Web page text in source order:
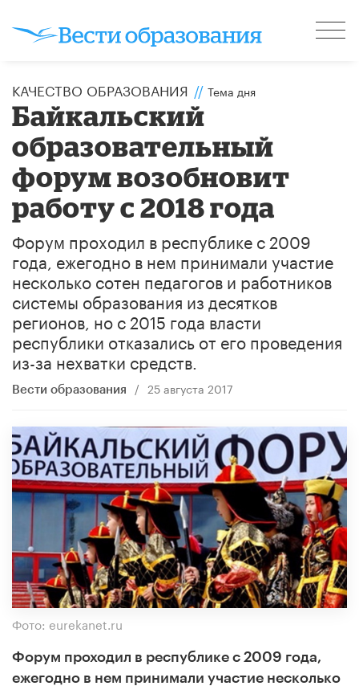
КАЧЕСТВО ОБРАЗОВАНИЯ // Тема дня
Байкальский
образовательный
форум возобновит
работу с 2018 года
Форум проходил в республике с 2009
года, ежегодно в нем принимали участие
несколько сотен педагогов и работников
системы образования из десятков
регионов, но с 2015 года власти
республики отказались от его проведения
из-за нехватки средств.
Вести образования / 25 августа 2017
Фото: eurekanet.ru
Форум проходил в республике с 2009 года,
ежегодно в нем принимали участие несколько